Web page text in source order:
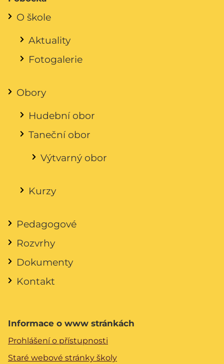
O škole
Aktuality
Fotogalerie
Obory
Hudební obor
Taneční obor
Výtvarný obor
Kurzy
Pedagogové
Rozvrhy
Dokumenty
Kontakt
Informace o www stránkách
Prohlášení o přístupnosti
Staré webové stránky školy